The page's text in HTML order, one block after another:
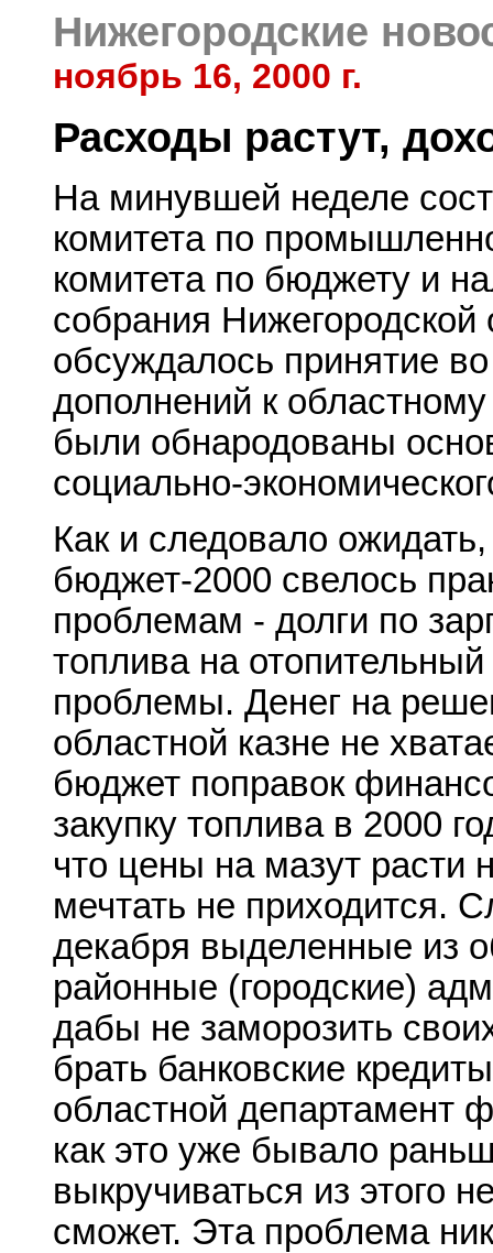
Нижегородские
ноябрь 16, 2000 г.
Расходы растут,
На минувшей неделе
комитета по
комитета по бюджету и
собрания Нижегородской
обсуждалось принятие
дополнений к
были обнародованы
социально-
Как и следовало
бюджет-2000 свелось
проблемам - долги по
топлива на
проблемы. Денег на
областной казне не
бюджет поправок
закупку топлива в 2000
что цены на мазут расти
мечтать не приходится.
декабря выделенные из
районные (городские)
дабы не заморозить
брать банковские
областной департамент
как это уже бывало
выкручиваться из этого
сможет. Эта проблема